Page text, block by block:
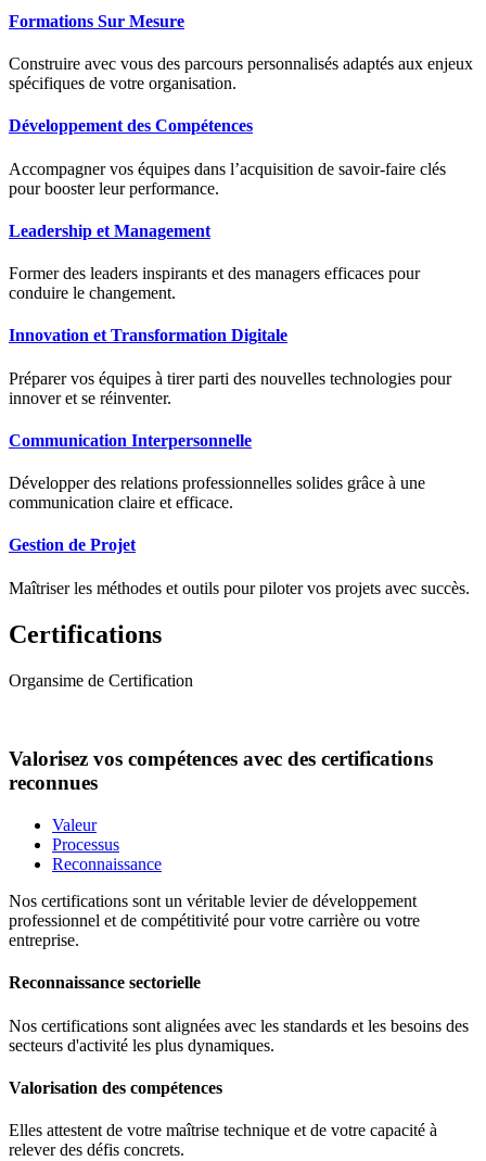
Formations Sur Mesure
Construire avec vous des parcours personnalisés adaptés aux enjeux
spécifiques de votre organisation.
Développement des Compétences
Accompagner vos équipes dans l’acquisition de savoir-faire clés
pour booster leur performance.
Leadership et Management
Former des leaders inspirants et des managers efficaces pour
conduire le changement.
Innovation et Transformation Digitale
Préparer vos équipes à tirer parti des nouvelles technologies pour
innover et se réinventer.
Communication Interpersonnelle
Développer des relations professionnelles solides grâce à une
communication claire et efficace.
Gestion de Projet
Maîtriser les méthodes et outils pour piloter vos projets avec succès.
Certifications
Organsime de Certification
Valorisez vos compétences avec des certifications
reconnues
Valeur
Processus
Reconnaissance
Nos certifications sont un véritable levier de développement
professionnel et de compétitivité pour votre carrière ou votre
entreprise.
Reconnaissance sectorielle
Nos certifications sont alignées avec les standards et les besoins des
secteurs d'activité les plus dynamiques.
Valorisation des compétences
Elles attestent de votre maîtrise technique et de votre capacité à
relever des défis concrets.